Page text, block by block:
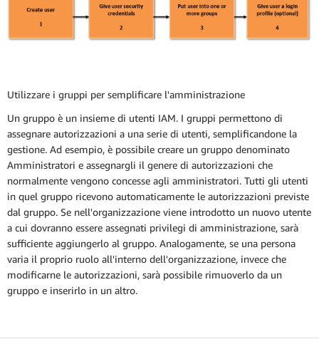
Utilizzare i gruppi per semplificare l'amministrazione
Un gruppo è un insieme di utenti IAM. I gruppi permettono di
assegnare autorizzazioni a una serie di utenti, semplificandone la
gestione. Ad esempio, è possibile creare un gruppo denominato
Amministratori e assegnargli il genere di autorizzazioni che
normalmente vengono concesse agli amministratori. Tutti gli utenti
in quel gruppo ricevono automaticamente le autorizzazioni previste
dal gruppo. Se nell'organizzazione viene introdotto un nuovo utente
a cui dovranno essere assegnati privilegi di amministrazione, sarà
sufficiente aggiungerlo al gruppo. Analogamente, se una persona
varia il proprio ruolo all'interno dell'organizzazione, invece che
modificarne le autorizzazioni, sarà possibile rimuoverlo da un
gruppo e inserirlo in un altro.